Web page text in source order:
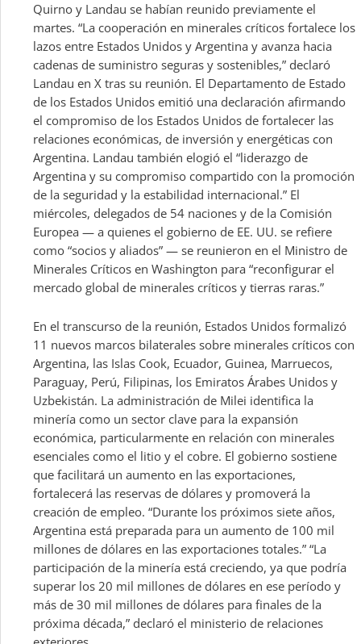
Quirno y Landau se habían reunido previamente el
martes. “La cooperación en minerales críticos fortalece los
lazos entre Estados Unidos y Argentina y avanza hacia
cadenas de suministro seguras y sostenibles,” declaró
Landau en X tras su reunión. El Departamento de Estado
de los Estados Unidos emitió una declaración afirmando
el compromiso de los Estados Unidos de fortalecer las
relaciones económicas, de inversión y energéticas con
Argentina. Landau también elogió el “liderazgo de
Argentina y su compromiso compartido con la promoción
de la seguridad y la estabilidad internacional.” El
miércoles, delegados de 54 naciones y de la Comisión
Europea — a quienes el gobierno de EE. UU. se refiere
como “socios y aliados” — se reunieron en el Ministro de
Minerales Críticos en Washington para “reconfigurar el
mercado global de minerales críticos y tierras raras.”
En el transcurso de la reunión, Estados Unidos formalizó
11 nuevos marcos bilaterales sobre minerales críticos con
Argentina, las Islas Cook, Ecuador, Guinea, Marruecos,
Paraguay, Perú, Filipinas, los Emiratos Árabes Unidos y
Uzbekistán. La administración de Milei identifica la
minería como un sector clave para la expansión
económica, particularmente en relación con minerales
esenciales como el litio y el cobre. El gobierno sostiene
que facilitará un aumento en las exportaciones,
fortalecerá las reservas de dólares y promoverá la
creación de empleo. “Durante los próximos siete años,
Argentina está preparada para un aumento de 100 mil
millones de dólares en las exportaciones totales.” “La
participación de la minería está creciendo, ya que podría
superar los 20 mil millones de dólares en ese período y
más de 30 mil millones de dólares para finales de la
próxima década,” declaró el ministerio de relaciones